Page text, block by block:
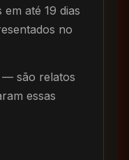
até 19 dias
no
— são relatos
essas